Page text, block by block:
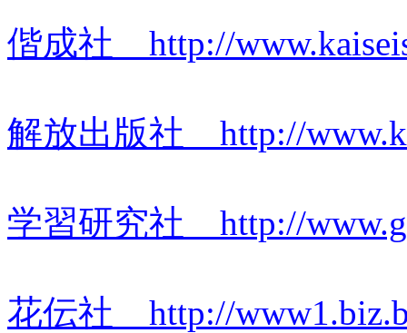
偕成社 http://
解放出版社 http://
学習研究社 http://
花伝社 http://